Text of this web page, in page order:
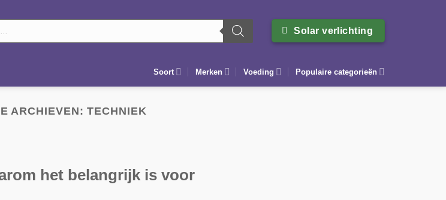
Solar verlichting
Soort Merken Voeding Populaire categorieën
ARCHIEVEN:TECHNIEK
het belangrijk is voor